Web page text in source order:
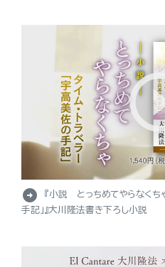
arrow_circle_right
『小説 とっちめてやらなくち
手記」』大川隆法書き下ろし小説